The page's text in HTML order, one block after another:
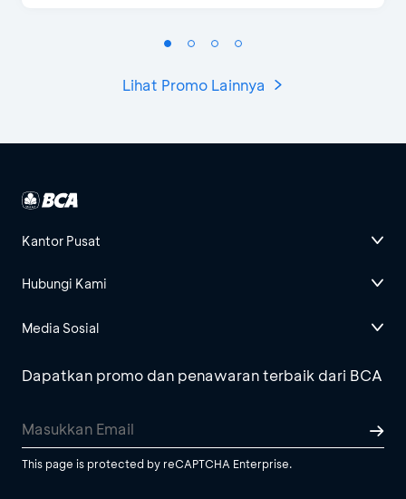
Lihat Promo Lainnya
Kantor Pusat
Hubungi Kami
Media Sosial
Dapatkan promo dan penawaran terbaik dari BCA
This page is protected by reCAPTCHA Enterprise.